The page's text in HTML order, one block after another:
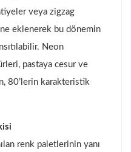
veya zigzag
eklenerek bu dönemin
Neon
pastaya cesur ve
80’lerin karakteristik
renk paletlerinin yanı